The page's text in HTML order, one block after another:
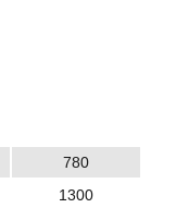
780
1300